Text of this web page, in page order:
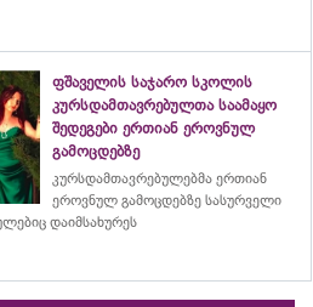
ფშაველის საჯარო სკოლის
კურსდამთავრებულთა საამაყო
შედეგები ერთიან ეროვნულ
გამოცდებზე
კურსდამთავრებულებმა ერთიან
ეროვნულ გამოცდებზე სასურველი
დაიმსახურეს